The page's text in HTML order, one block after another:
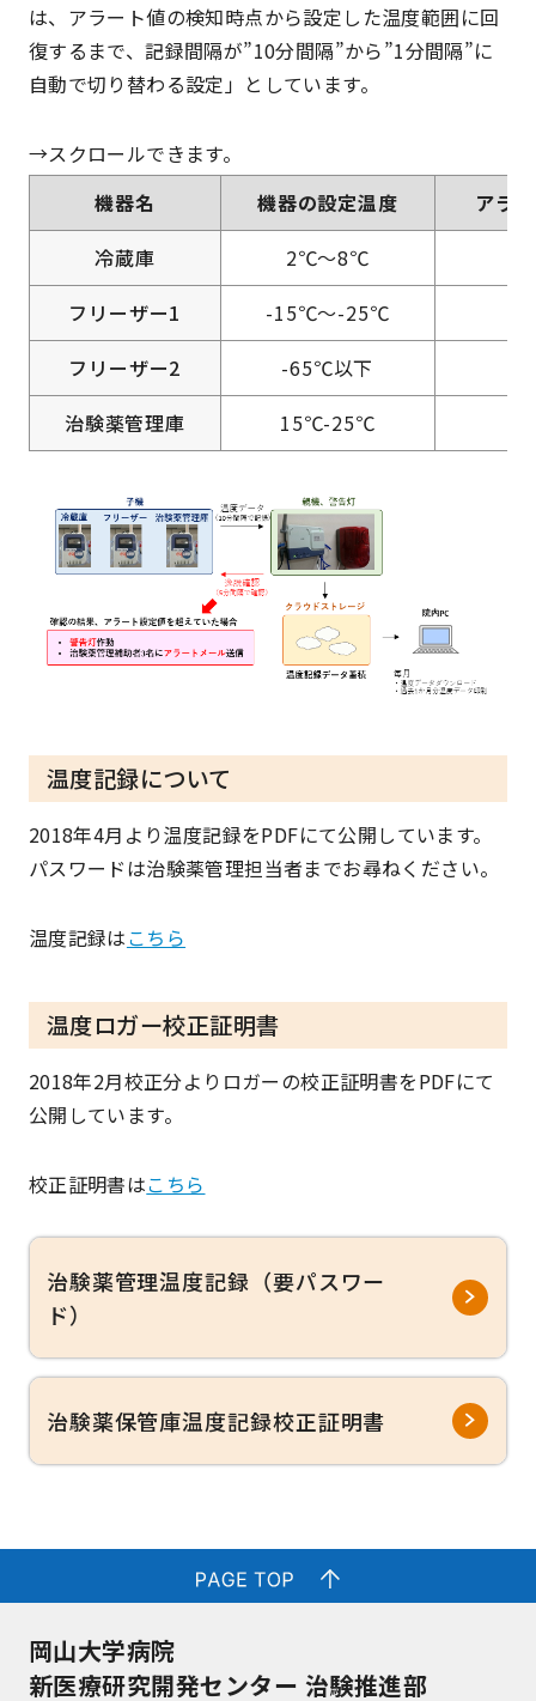
は、アラート値の検知時点から設定した温度範囲に回
復するまで、記録間隔が”10分間隔”から”1分間隔”に
自動で切り替わる設定」としています。
機器名 機器の設定温度
アラ
冷蔵庫
2℃～8℃
フリーザー1
-15℃～-25℃
フリーザー2
-65℃以下
治験薬管理庫
15℃-25℃
温度記録について
2018年4月より温度記録をPDFにて公開しています。
パスワードは治験薬管理担当者までお尋ねください。
温度記録はこちら
温度ロガー校正証明書
2018年2月校正分よりロガーの校正証明書をPDFにて
公開しています。
校正証明書はこちら
治験薬管理温度記録（要パスワー
ド）
治験薬保管庫温度記録校正証明書
岡山大学病院
新医療研究開発センター 治験推進部